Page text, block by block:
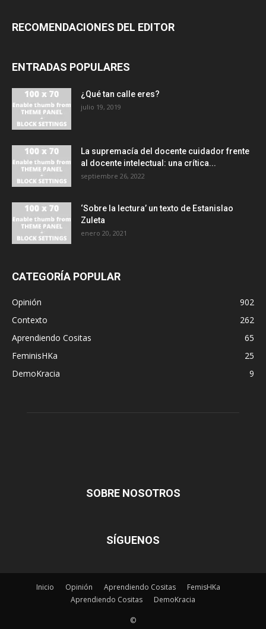
RECOMENDACIONES DEL EDITOR
ENTRADAS POPULARES
¿Qué tan calle eres?
julio 19, 2019
La supremacía del docente cuidador frente
al docente intelectual: una crítica...
septiembre 26, 2022
‘Sobre la lectura’ un texto de Estanislao
Zuleta
enero 20, 2021
CATEGORÍA POPULAR
Opinión
902
Contexto
262
Aprendiendo Cositas
65
FeminisHKa
25
DemoKracia
9
SOBRE NOSOTROS
SÍGUENOS
Inicio Opinión Aprendiendo Cositas
FemisHKa
Aprendiendo Cositas
DemoKracia
©